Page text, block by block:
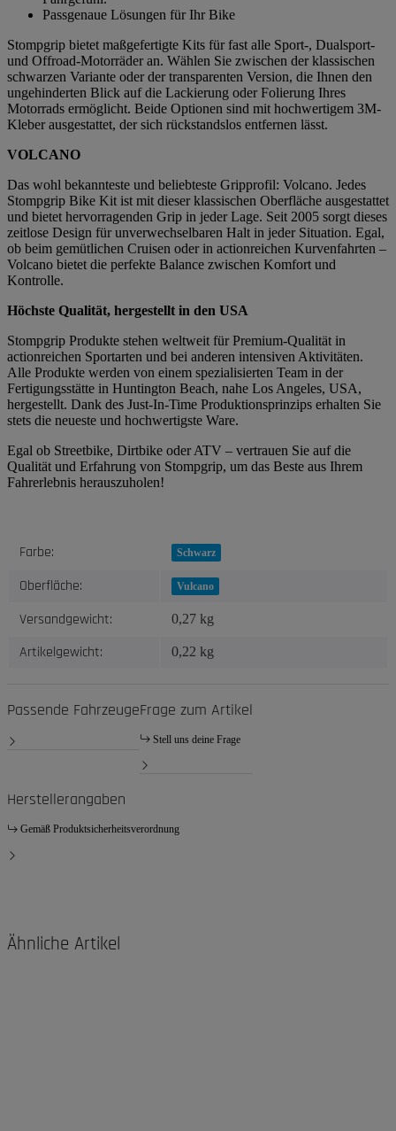
Passgenaue Lösungen für Ihr Bike
Stompgrip bietet maßgefertigte Kits für fast alle Sport-, Dualsport-
und Offroad-Motorräder an. Wählen Sie zwischen der klassischen
schwarzen Variante oder der transparenten Version, die Ihnen den
ungehinderten Blick auf die Lackierung oder Folierung Ihres
Motorrads ermöglicht. Beide Optionen sind mit hochwertigem 3M-
Kleber ausgestattet, der sich rückstandslos entfernen lässt.
VOLCANO
Das wohl bekannteste und beliebteste Gripprofil: Volcano. Jedes
Stompgrip Bike Kit ist mit dieser klassischen Oberfläche ausgestattet
und bietet hervorragenden Grip in jeder Lage. Seit 2005 sorgt dieses
zeitlose Design für unverwechselbaren Halt in jeder Situation. Egal,
ob beim gemütlichen Cruisen oder in actionreichen Kurvenfahrten –
Volcano bietet die perfekte Balance zwischen Komfort und
Kontrolle.
Höchste Qualität, hergestellt in den USA
Stompgrip Produkte stehen weltweit für Premium-Qualität in
actionreichen Sportarten und bei anderen intensiven Aktivitäten.
Alle Produkte werden von einem spezialisierten Team in der
Fertigungsstätte in Huntington Beach, nahe Los Angeles, USA,
hergestellt. Dank des Just-In-Time Produktionsprinzips erhalten Sie
stets die neueste und hochwertigste Ware.
Egal ob Streetbike, Dirtbike oder ATV – vertrauen Sie auf die
Qualität und Erfahrung von Stompgrip, um das Beste aus Ihrem
Fahrerlebnis herauszuholen!
Produkteigenschaft
Wert
Farbe: Schwarz
Oberfläche: Vulcano
Versandgewicht: 0,27 kg
Artikelgewicht: 0,22 kg
Passende FahrzeugeFrage zum Artikel
Stell uns deine Frage
Herstellerangaben
Gemäß Produktsicherheitsverordnung
Ähnliche Artikel